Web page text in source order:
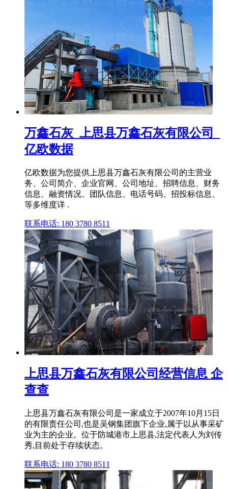
万鑫石灰_上思县万鑫石灰有限公司_
亿欧数据
亿欧数据为您提供上思县万鑫石灰有限公司的主营业
务、公司简介、企业官网、公司地址、招聘信息、财务
信息、融资情况、团队信息、电话号码、招投标信息、
等多维度详 .
联系电话: 180 3780 8511
上思县万鑫石灰有限公司经营信息 企
查查
上思县万鑫石灰有限公司是⼀家成⽴于2007年10月15日
的有限责任公司,也是吴钢集团旗下企业,属于以从事采矿
业为主的企业。位于防城港市上思县,法定代表人为刘传
秀,目前处于存续状态。
联系电话: 180 3780 8511